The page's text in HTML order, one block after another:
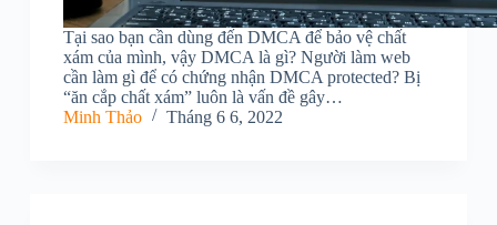
Tại sao bạn cần dùng đến DMCA để bảo vệ chất
xám của mình, vậy DMCA là gì? Người làm web
cần làm gì để có chứng nhận DMCA protected? Bị
“ăn cắp chất xám” luôn là vấn đề gây…
Minh Thảo
Tháng 6 6, 2022